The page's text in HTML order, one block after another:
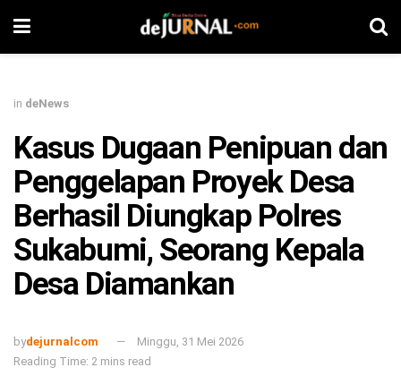
in deNews
Kasus Dugaan Penipuan dan
Penggelapan Proyek Desa
Berhasil Diungkap Polres
Sukabumi, Seorang Kepala
Desa Diamankan
bydejurnalcom
Minggu, 31 Mei 2026
Reading Time: 2 mins read